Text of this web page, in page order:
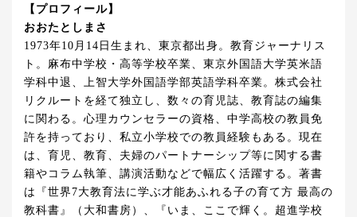
【プロフィール】
おおたとしまさ
1973年10月14日生まれ、東京都出身。教育ジャーナリス
ト。麻布中学校・高等学校卒業、東京外国語大学英米語
学科中退、上智大学外国語学部英語学科卒業。株式会社
リクルートを経て独立し、数々の育児誌、教育誌の編集
に関わる。心理カウンセラーの資格、中学高校の教員免
許を持っており、私立小学校での教員経験もある。現在
は、育児、教育、夫婦のパートナーシップ等に関する書
籍やコラム執筆、講演活動などで幅広く活躍する。著書
は『世界7大教育法に学ぶ才能あふれる子の育て方 最高の
教科書』（大和書房）、『いま、ここで輝く。超進学校